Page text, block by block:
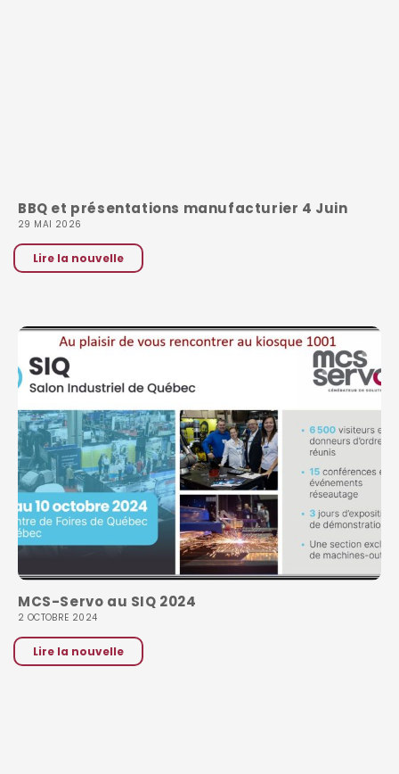
BBQ et présentations manufacturier 4 Juin
29 MAI 2026
Lire la nouvelle
MCS-Servo au SIQ 2024
2 OCTOBRE 2024
Lire la nouvelle